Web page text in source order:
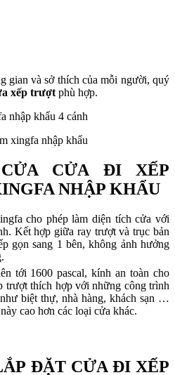
gian và sở thích của mỗi người, quý
xếp trượt phù hợp.
CỬA ĐI XẾP
NHẬP KHẨU
cho phép làm diện tích cửa với
Kết hợp giữa ray trượt và trục bản
gọn sang 1 bên, không ảnh hưởng
tới 1600 pascal, kính an toàn cho
trượt thích hợp với những công trình
biệt thự, nhà hàng, khách sạn …
cao hơn các loại cửa khác.
ĐẶT CỬA ĐI XẾP